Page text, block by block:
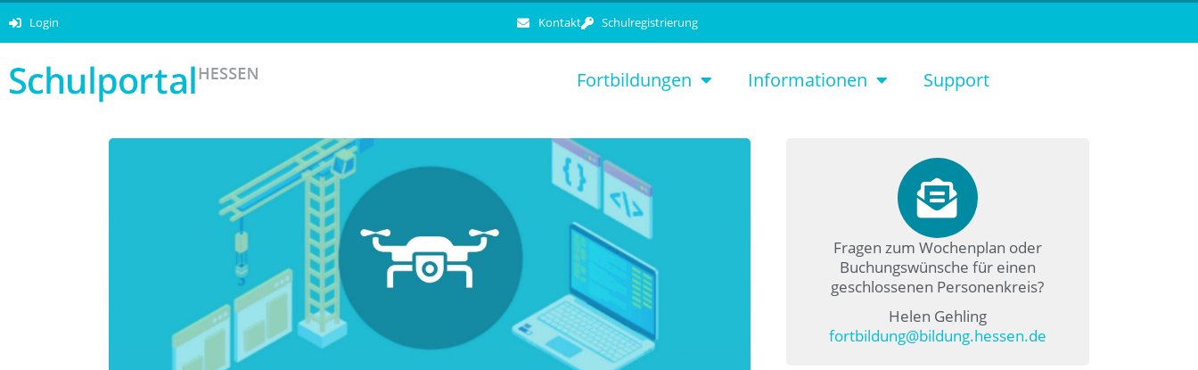
Login Kontakt Schulregistrierung
Fortbildungen Informationen Support
Fragen zum Wochenplan oder
Buchungswünsche für einen
geschlossenen Personenkreis?
Helen Gehling
fortbildung@bildung.hessen.de